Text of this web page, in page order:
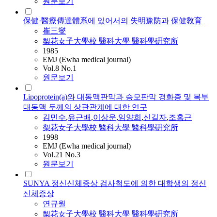
保健·醫療傳達體系에 있어서의 失明豫防과 保健敎育
崔三燮
梨花女子大學校 醫科大學 醫科學硏究所
1985
EMJ (Ewha medical journal)
Vol.8 No.1
원문보기
Lipoprotein(a)와 대동맥판막과 승모판막 경화증 및 복부
대동맥 두께의 상관관계에 대한 연구
김민수,유근배 ,이상운,임양희 ,신길자,조홍근
梨花女子大學校 醫科大學 醫科學硏究所
1998
EMJ (Ewha medical journal)
Vol.21 No.3
원문보기
SUNYA 정신신체증상 검사척도에 의한 대학생의 정신
신체증상
연규월
梨花女子大學校 醫科大學 醫科學硏究所